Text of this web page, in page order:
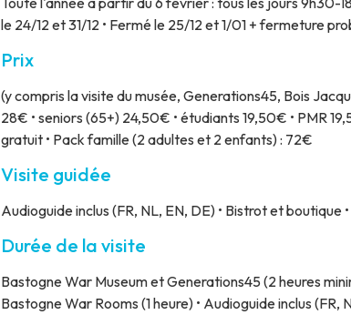
le 24/12 et 31/12 • Fermé le 25/12 et 1/01 + fermeture
Prix
(y compris la visite du musée, Generations45, Bois
28€ • seniors (65+) 24,50€ • étudiants 19,50€ • PMR
gratuit • Pack famille (2 adultes et 2 enfants) : 72€
Visite guidée
Audioguide inclus (FR, NL, EN, DE) • Bistrot et boutique
Durée de la visite
Bastogne War Museum et Generations45 (2 heures
Bastogne War Rooms (1 heure) • Audioguide inclus (FR,